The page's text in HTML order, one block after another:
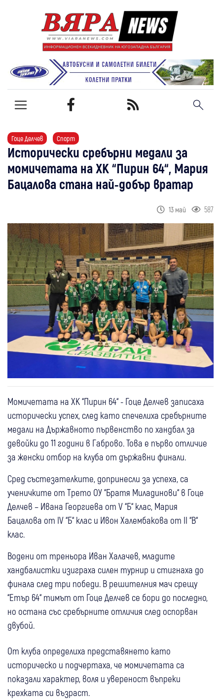
Гоце Делчев Спорт
Исторически сребърни медали за
момичетата на ХК “Пирин 64“, Мария
Бацалова стана най-добър вратар
13 май 587
Момичетата на ХК “Пирин 64“ - Гоце Делчев записаха
исторически успех, след като спечелиха сребърните
медали на Държавното първенство по хандбал за
девойки до 11 години в Габрово. Това е първо отличие
за женски отбор на клуба от държавни финали.
Сред състезателките, допринесли за успеха, са
ученичките от Трето ОУ “Братя Миладинови“ в Гоце
Делчев – Ивана Георгиева от V “Б“ клас, Мария
Бацалова от IV “Б“ клас и Ивон Халембакова от II “В“
клас.
Водени от треньора Иван Халачев, младите
хандбалистки изиграха силен турнир и стигнаха до
финала след три победи. В решителния мач срещу
“Етър 64“ тимът от Гоце Делчев се бори до последно,
но остана със сребърните отличия след оспорван
двубой.
От клуба определиха представянето като
историческо и подчертаха, че момичетата са
показали характер, воля и увереност въпреки
крехката си възраст.